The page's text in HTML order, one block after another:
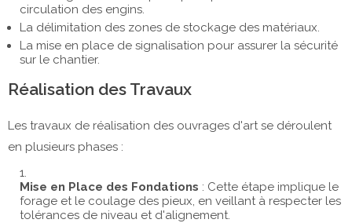
circulation des engins.
La délimitation des zones de stockage des matériaux.
La mise en place de signalisation pour assurer la sécurité
sur le chantier.
Réalisation des Travaux
Les travaux de réalisation des ouvrages d'art se déroulent
en plusieurs phases :
Mise en Place des Fondations : Cette étape implique le
forage et le coulage des pieux, en veillant à respecter les
tolérances de niveau et d'alignement.